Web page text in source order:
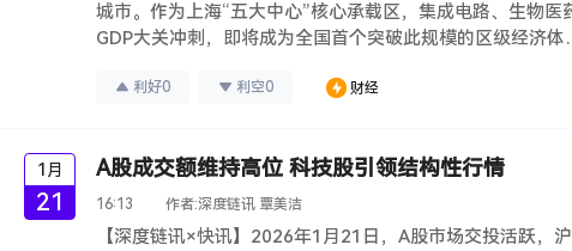
城市。作为上海“五大中心”核心承载区，集成电路、生物
GDP大关冲刺，即将成为全国首个突破此规模的区级经济
利好0 利空0 财经
1月
21
A股成交额维持高位 科技股引领结构性行情
16:13 作者:深度链讯 覃美洁
【深度链讯×快讯】2026年1月21日，A股市场交投活跃